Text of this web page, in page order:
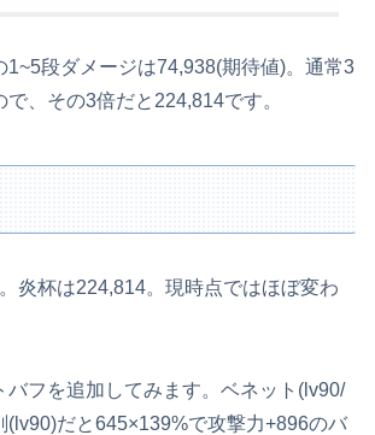
1~5段ダメージは74,938(期待値)。通常3
、その3倍だと224,814です。
炎杯は224,814。現時点ではほぼ変わ
バフを追加してみます。ベネット(lv90/
(lv90)だと645×139%で攻撃力+896のバ